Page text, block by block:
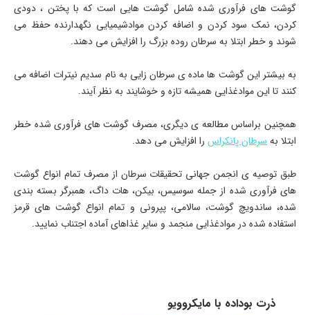
گوشت های فرآوری شده شامل گوشت هایی است که با پختن ، دودی
کردن، نمک سود کردن و اضافه کردن موادشیمیایی نگهدارنده حفظ می
شوند و خطر ابتلا به سرطان روده بزرگ را افزایش می دهند.
به بیشتر این گوشت ها ماده ی سرطان زایی به نام سدیم نیترات اضافه می
کنند تا این موادغذایی همیشه تازه و خوشایند به نظر آیند.
همچنین براساس مطالعه ی دیگری، مصرف گوشت های فرآوری شده خطر
ابتلا بهسرطان پانکراس را افزایش می دهد.
طبق توصیه ی انجمن جهانی تحقیقات سرطان از مصرف تمام انواع گوشت
های فرآوری شده از جمله سوسیس، بیکن، هات داگ، همبرگر بسته بندی
شده، ساندویچ گوشت، سالامی، پپرونی و تمام انواع گوشت های قرمز
استفاده شده در موادغذایی منجمد و سایر غذاهای آماده اجتناب نمایید.
ذرت بوداده با مایکروویو